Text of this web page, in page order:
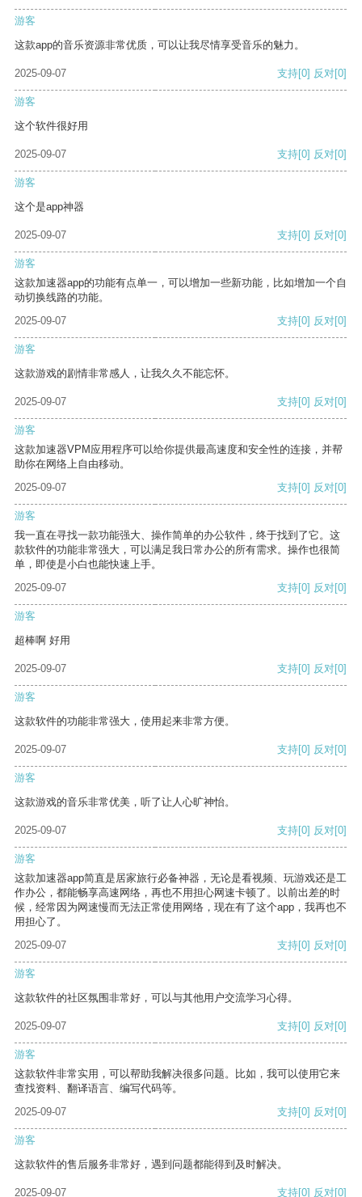
游客
这款app的音乐资源非常优质，可以让我尽情享受音乐的魅力。
2025-09-07 支持[0] 反对[0]
游客
这个软件很好用
2025-09-07 支持[0] 反对[0]
游客
这个是app神器
2025-09-07 支持[0] 反对[0]
游客
这款加速器app的功能有点单一，可以增加一些新功能，比如增加一个自
动切换线路的功能。
2025-09-07
支持[0] 反对[0]
游客
这款游戏的剧情非常感人，让我久久不能忘怀。
2025-09-07 支持[0] 反对[0]
游客
这款加速器VPM应用程序可以给你提供最高速度和安全性的连接，并帮
助你在网络上自由移动。
2025-09-07
支持[0] 反对[0]
游客
我一直在寻找一款功能强大、操作简单的办公软件，终于找到了它。这
款软件的功能非常强大，可以满足我日常办公的所有需求。操作也很简
单，即使是小白也能快速上手。
2025-09-07
支持[0] 反对[0]
游客
超棒啊 好用
2025-09-07 支持[0] 反对[0]
游客
这款软件的功能非常强大，使用起来非常方便。
2025-09-07 支持[0] 反对[0]
游客
这款游戏的音乐非常优美，听了让人心旷神怡。
2025-09-07 支持[0] 反对[0]
游客
这款加速器app简直是居家旅行必备神器，无论是看视频、玩游戏还是工
作办公，都能畅享高速网络，再也不用担心网速卡顿了。以前出差的时
候，经常因为网速慢而无法正常使用网络，现在有了这个app，我再也不
用担心了。
2025-09-07
支持[0] 反对[0]
游客
这款软件的社区氛围非常好，可以与其他用户交流学习心得。
2025-09-07 支持[0] 反对[0]
游客
这款软件非常实用，可以帮助我解决很多问题。比如，我可以使用它来
查找资料、翻译语言、编写代码等。
2025-09-07
支持[0] 反对[0]
游客
这款软件的售后服务非常好，遇到问题都能得到及时解决。
2025-09-07 支持[0] 反对[0]